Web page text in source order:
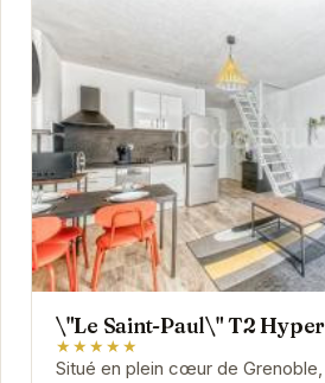
\"Le Saint-Paul\" T2
★★★★★
Situé en plein cœur de